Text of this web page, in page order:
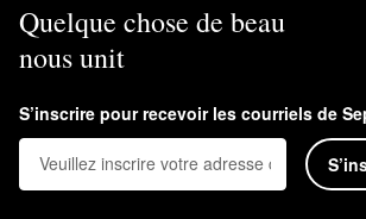
Quelque chose de beau
nous unit
S’inscrire pour recevoir les courriels de